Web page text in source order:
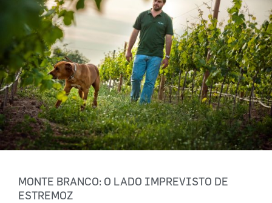
MONTE BRANCO: O LADO IMPREVISTO DE
ESTREMOZ